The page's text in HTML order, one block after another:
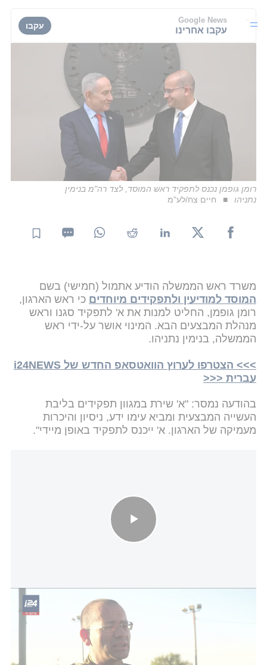
Google News
עקבו אחרינו עקבו
רומן גופמן נכנס לתפקיד ראש המוסד, לצד רה"מ בנימין
נתניהו
חיים צח/לע"מ
משרד ראש הממשלה הודיע אתמול (חמישי) בשם
המוסד למודיעין ולתפקידים מיוחדים כי ראש הארגון,
רומן גופמן, החליט למנות את א' לתפקיד סגנו וראש
מנהלת המבצעים הבא. המינוי אושר על-ידי ראש
הממשלה, בנימין נתניהו.
>>> הצטרפו לערוץ הוואטסאפ החדש של i24NEWS
עברית <<<
בהודעה נמסר: "א' שירת במגוון תפקידים בליבת
העשייה המבצעית ומביא עימו ידע, ניסיון והיכרות
מעמיקה של הארגון. א' ייכנס לתפקיד באופן מיידי".
כזכור, המינוי מתבצע ימים ספורים לאחרהדחת הסגן
- א'. ההדחה המדוברת נעשתה ארבעה ימים
בלבד לאחר כניסתו של גופמן לתפקיד, וזאת מתוך
כוונה למנות צוות משלו שיסייע לו בניהול המוסד.